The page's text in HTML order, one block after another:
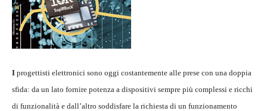
I progettisti elettronici sono oggi costantemente alle prese con una doppia
sfida: da un lato fornire potenza a dispositivi sempre più complessi e ricchi
di funzionalità e dall’altro soddisfare la richiesta di un funzionamento